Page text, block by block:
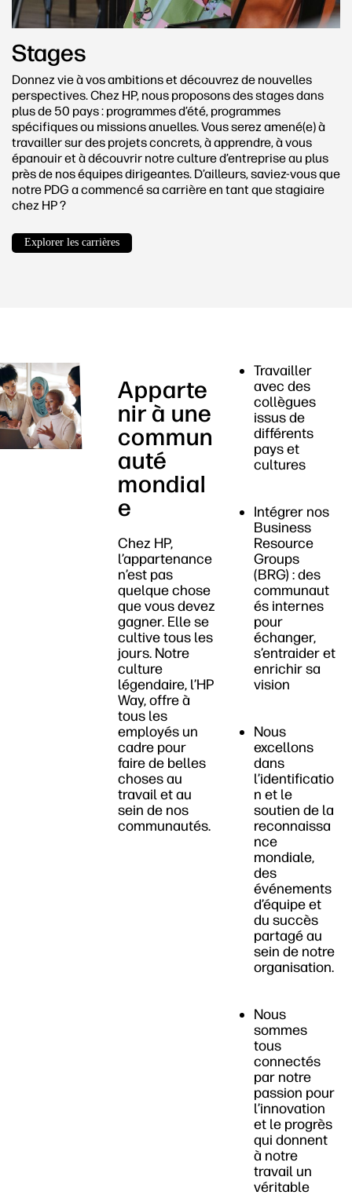
Stages
Donnez vie à vos ambitions et découvrez de nouvelles
perspectives. Chez HP, nous proposons des stages dans
plus de 50 pays : programmes d’été, programmes
spécifiques ou missions anuelles. Vous serez amené(e) à
travailler sur des projets concrets, à apprendre, à vous
épanouir et à découvrir notre culture d’entreprise au plus
près de nos équipes dirigeantes. D’ailleurs, saviez-vous que
notre PDG a commencé sa carrière en tant que stagiaire
chez HP ?
Explorer les carrières
Apparte
nir à une
commun
auté
mondial
e
Chez HP,
l’appartenance
n’est pas
quelque chose
que vous devez
gagner. Elle se
cultive tous les
jours. Notre
culture
légendaire, l’HP
Way, offre à
tous les
employés un
cadre pour
faire de belles
choses au
travail et au
sein de nos
communautés.
Travailler
avec des
collègues
issus de
différents
pays et
cultures
Intégrer nos
Business
Resource
Groups
(BRG) : des
communaut
és internes
pour
échanger,
s’entraider et
enrichir sa
vision
Nous
excellons
dans
l’identificatio
n et le
soutien de la
reconnaissa
nce
mondiale,
des
événements
d’équipe et
du succès
partagé au
sein de notre
organisation.
Nous
sommes
tous
connectés
par notre
passion pour
l’innovation
et le progrès
qui donnent
à notre
travail un
véritable